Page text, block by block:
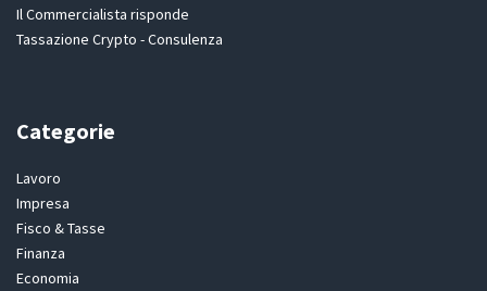
Il Commercialista risponde
Tassazione Crypto - Consulenza
Categorie
Lavoro
Impresa
Fisco & Tasse
Finanza
Economia